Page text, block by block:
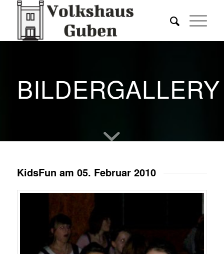
BILDERGALLERY
KidsFun am 05. Februar 2010